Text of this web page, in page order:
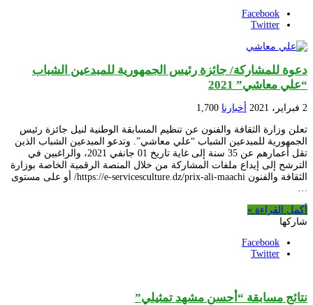
Facebook
Twitter
دعوة للمشاركة/ جائزة رئيس الجمهورية للمبدعين الشباب
“علي معاشي” 2021
2 فبراير، 2021 أخبارنا 1,700
تعلن وزارة الثقافة والفنون عن تنظيم المسابقة الوطنية لنيل جائزة رئيس
الجمهورية للمبدعين الشباب “علي معاشي”. وتدعو المبدعين الشباب الذين
تقل أعمارهم عن 35 سنة إلى غاية تاريخ 01 جانفي 2021، والراغبين في
الترشح إلى إيداع ملفات المشاركة من خلال المنصة الرقمية الخاصة بوزارة
الثقافة والفنون https://e-servicesculture.dz/prix-ali-maachi/ أو على مستوى
أكمل القراءة »
شاركها
Facebook
Twitter
نتائج مسابقة “أحسن مشهد تمثيلي”